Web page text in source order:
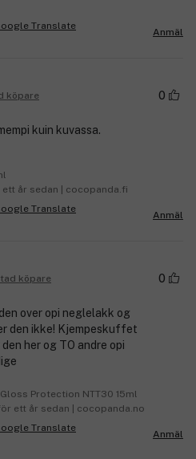
Anmäl
köpare 0
kuin kuvassa.
år sedan | cocopanda.fi
Anmäl
köpare 0
over opi neglelakk og
den ikke! Kjempeskuffet
her og TO andre opi
Protection NTT30 15ml
ett år sedan | cocopanda.no
Anmäl